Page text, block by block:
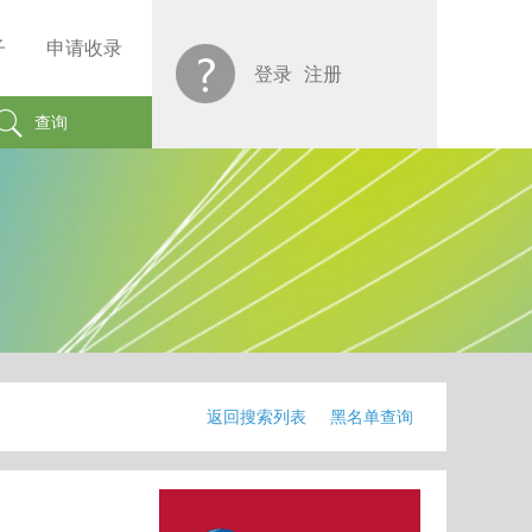
申请收录
查询
登录 注册
返回搜索列表 黑名单查询